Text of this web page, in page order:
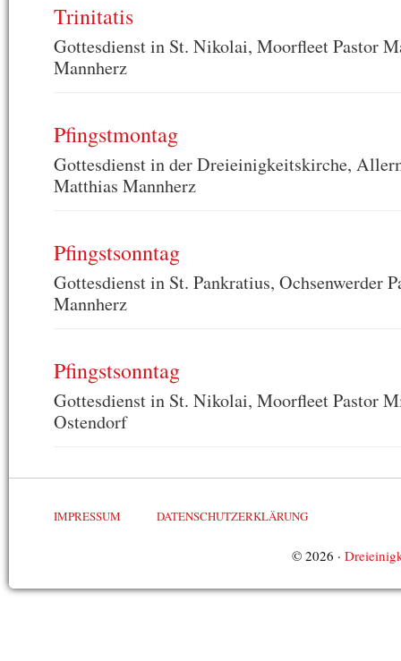
Trinitatis
Gottesdienst in St. Nikolai, Moorfleet Pastor
Mannherz
Pfingstmontag
Gottesdienst in der Dreieinigkeitskirche,
Matthias Mannherz
Pfingstsonntag
Gottesdienst in St. Pankratius, Ochsenwerder
Mannherz
Pfingstsonntag
Gottesdienst in St. Nikolai, Moorfleet Pastor
Ostendorf
IMPRESSUM DATENSCHUTZERKLÄRUNG
© 2026 ·